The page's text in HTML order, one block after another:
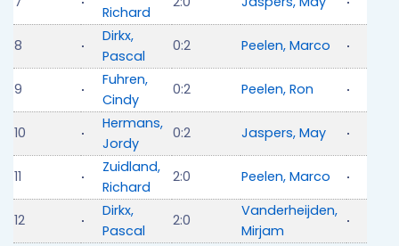
Richard
8
Dirkx,
Pascal
0:2 Peelen, Marco
9
Fuhren,
Cindy
0:2 Peelen, Ron
10
Hermans,
Jordy
0:2 Jaspers, May
11
Zuidland,
Richard
2:0 Peelen, Marco
12
Dirkx,
Pascal
2:0
Vanderheijden,
Mirjam